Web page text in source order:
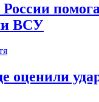
ВСУ
оценили